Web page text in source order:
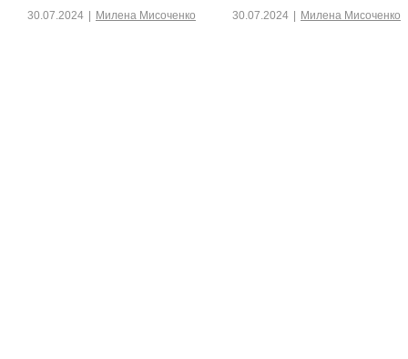
30.07.2024 | Милена Мисоченко 30.07.2024 | Милена Мисоченко